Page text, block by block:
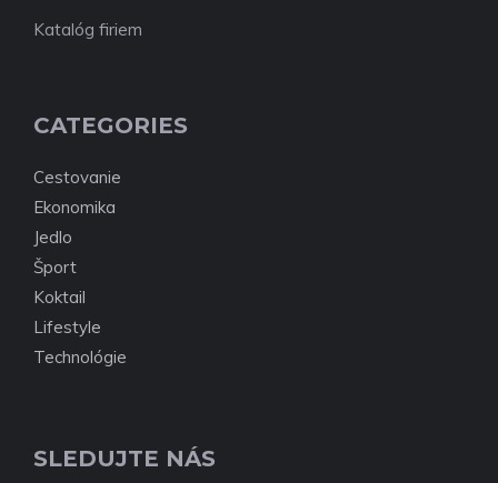
Katalóg firiem
CATEGORIES
Cestovanie
Ekonomika
Jedlo
Šport
Koktail
Lifestyle
Technológie
SLEDUJTE NÁS